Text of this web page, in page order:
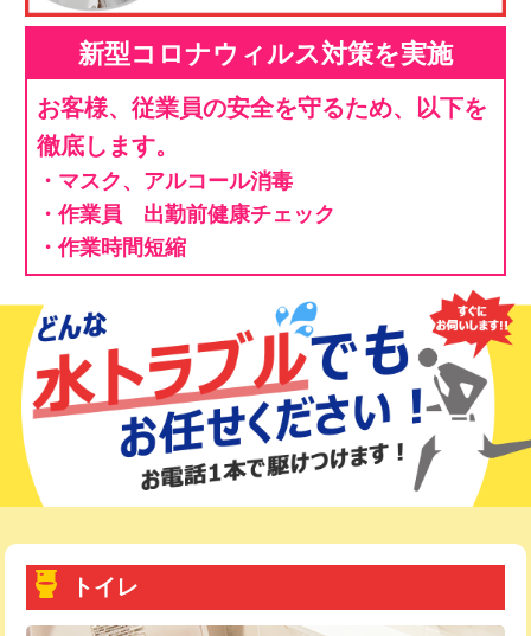
新型コロナウィルス対策を実施
お客様、従業員の安全を守るため、以下を
徹底します。
・マスク、アルコール消毒
・作業員 出勤前健康チェック
・作業時間短縮
トイレ